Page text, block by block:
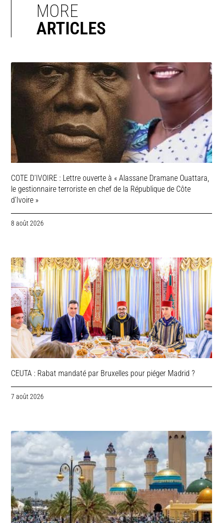
MORE
ARTICLES
COTE D’IVOIRE : Lettre ouverte à « Alassane Dramane Ouattara,
le gestionnaire terroriste en chef de la République de Côte
d’Ivoire »
8 août 2026
CEUTA : Rabat mandaté par Bruxelles pour piéger Madrid ?
7 août 2026